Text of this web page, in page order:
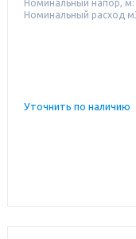
Номинальный напор, м:
Номинальный расход
Уточнить по наличию